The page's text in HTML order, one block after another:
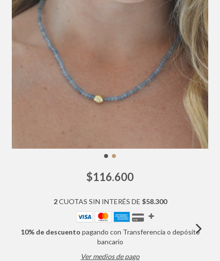
$116.600
2CUOTAS SIN INTERÉS DE $58.300
10% de descuento pagando con Transferencia o depósito
bancario
Ver medios de pago